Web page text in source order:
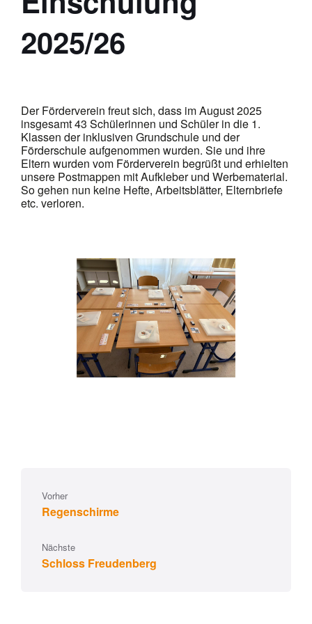
2025/26
Der Förderverein freut sich, dass im August 2025
insgesamt 43 Schülerinnen und Schüler in die 1.
Klassen der inklusiven Grundschule und der
Förderschule aufgenommen wurden. Sie und ihre
Eltern wurden vom Förderverein begrüßt und erhielten
unsere Postmappen mit Aufkleber und Werbematerial.
So gehen nun keine Hefte, Arbeitsblätter, Elternbriefe
etc. verloren.
Vorher
Regenschirme
Nächste
Schloss Freudenberg